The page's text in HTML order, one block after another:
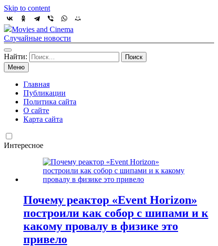
Skip to content
Movies and Cinema
Случайные новости
Найти:
Меню
Главная
Публикации
Политика сайта
О сайте
Карта сайта
Интересное
Почему реактор «Event Horizon»
построили как собор с шипами и к
какому провалу в физике это
привело